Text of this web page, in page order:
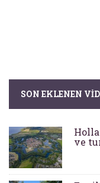
SON EKLENEN
ve